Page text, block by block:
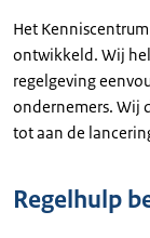
Het
ontwikkeld. Wij
regelgeving
ondernemers. Wij
tot aan de
Regelhulp